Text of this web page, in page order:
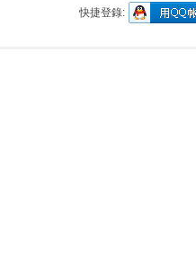
快捷登錄: